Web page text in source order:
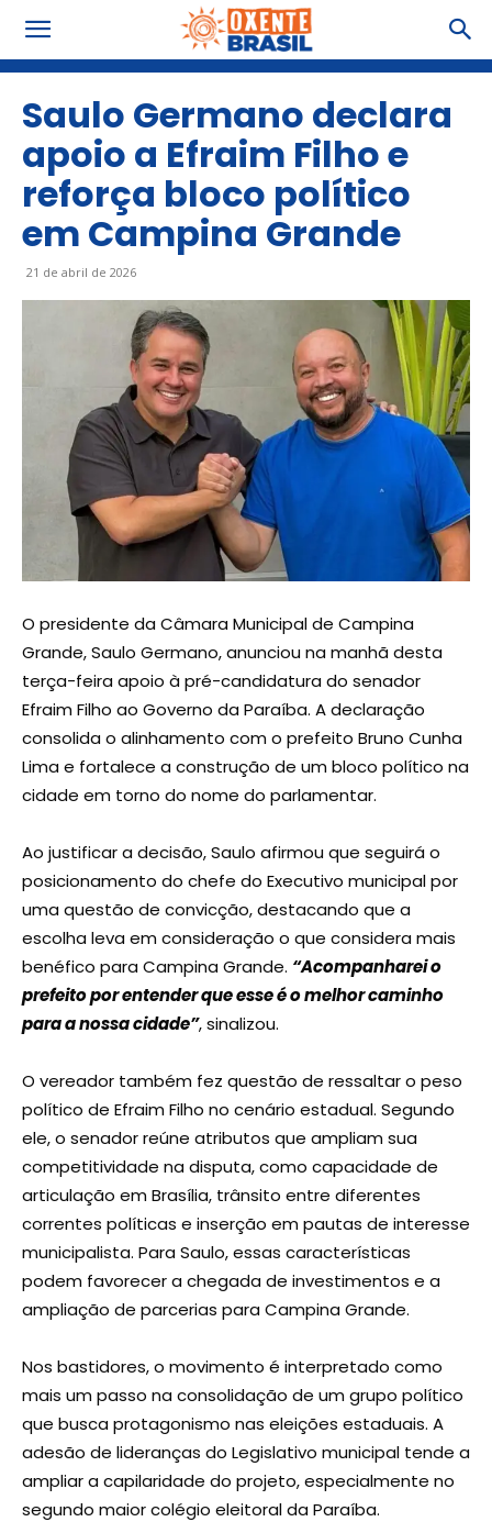
Saulo Germano declara
apoio a Efraim Filho e
reforça bloco político
em Campina Grande
21 de abril de 2026
O presidente da Câmara Municipal de Campina
Grande, Saulo Germano, anunciou na manhã desta
terça-feira apoio à pré-candidatura do senador
Efraim Filho ao Governo da Paraíba. A declaração
consolida o alinhamento com o prefeito Bruno Cunha
Lima e fortalece a construção de um bloco político na
cidade em torno do nome do parlamentar.
Ao justificar a decisão, Saulo afirmou que seguirá o
posicionamento do chefe do Executivo municipal por
uma questão de convicção, destacando que a
escolha leva em consideração o que considera mais
benéfico para Campina Grande. “Acompanharei o
prefeito por entender que esse é o melhor caminho
para a nossa cidade”, sinalizou.
O vereador também fez questão de ressaltar o peso
político de Efraim Filho no cenário estadual. Segundo
ele, o senador reúne atributos que ampliam sua
competitividade na disputa, como capacidade de
articulação em Brasília, trânsito entre diferentes
correntes políticas e inserção em pautas de interesse
municipalista. Para Saulo, essas características
podem favorecer a chegada de investimentos e a
ampliação de parcerias para Campina Grande.
Nos bastidores, o movimento é interpretado como
mais um passo na consolidação de um grupo político
que busca protagonismo nas eleições estaduais. A
adesão de lideranças do Legislativo municipal tende a
ampliar a capilaridade do projeto, especialmente no
segundo maior colégio eleitoral da Paraíba.